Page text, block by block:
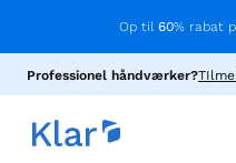
Op til 60% rabat
Professionel håndværker?